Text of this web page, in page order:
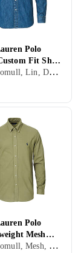
Polo
Fit Shirt
Herre, Bomull, Lin, Denim, Cord, Hvit, Brun, Blå, Beige, Rosa, Stripete, Rutete, Logo
Polo
Mesh
Herre, Bomull, Mesh, Lin, Sort, Hvit, Grå, Brun, Blå, Rød, Gul, Oransje, Grønn, Beige, Rosa, Lilla, Khaki, Stripete, Logo